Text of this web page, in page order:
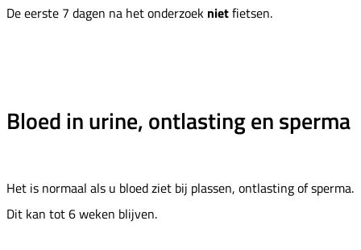
De eerste 7 dagen na het onderzoek nietfietsen.
Bloed in urine, ontlasting en sperma
Het is normaal als u bloed ziet bij plassen, ontlasting of sperma.
Dit kan tot 6 weken blijven.